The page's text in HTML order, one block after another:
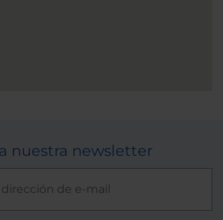
nuestra newsletter